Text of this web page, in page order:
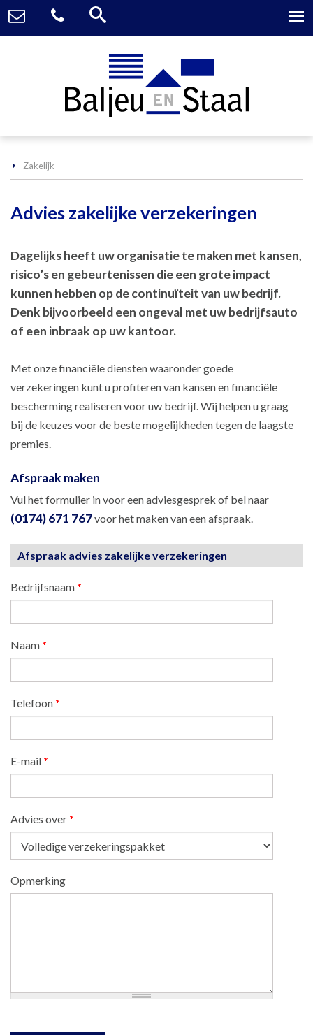
Zakelijk
Advies zakelijke verzekeringen
Dagelijks heeft uw organisatie te maken met kansen,
risico’s en gebeurtenissen die een grote impact
kunnen hebben op de continuïteit van uw bedrijf.
Denk bijvoorbeeld een ongeval met uw bedrijfsauto
of een inbraak op uw kantoor.
Met onze financiële diensten waaronder goede
verzekeringen kunt u profiteren van kansen en financiële
bescherming realiseren voor uw bedrijf. Wij helpen u graag
bij de keuzes voor de beste mogelijkheden tegen de laagste
premies.
Afspraak maken
Vul het formulier in voor een adviesgesprek of bel naar
(0174) 671 767voor het maken van een afspraak.
Afspraak advies zakelijke verzekeringen
Bedrijfsnaam *
Naam *
Telefoon *
E-mail *
Advies over *
Opmerking